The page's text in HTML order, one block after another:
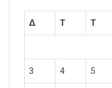
Δ Τ Τ
3 4 5